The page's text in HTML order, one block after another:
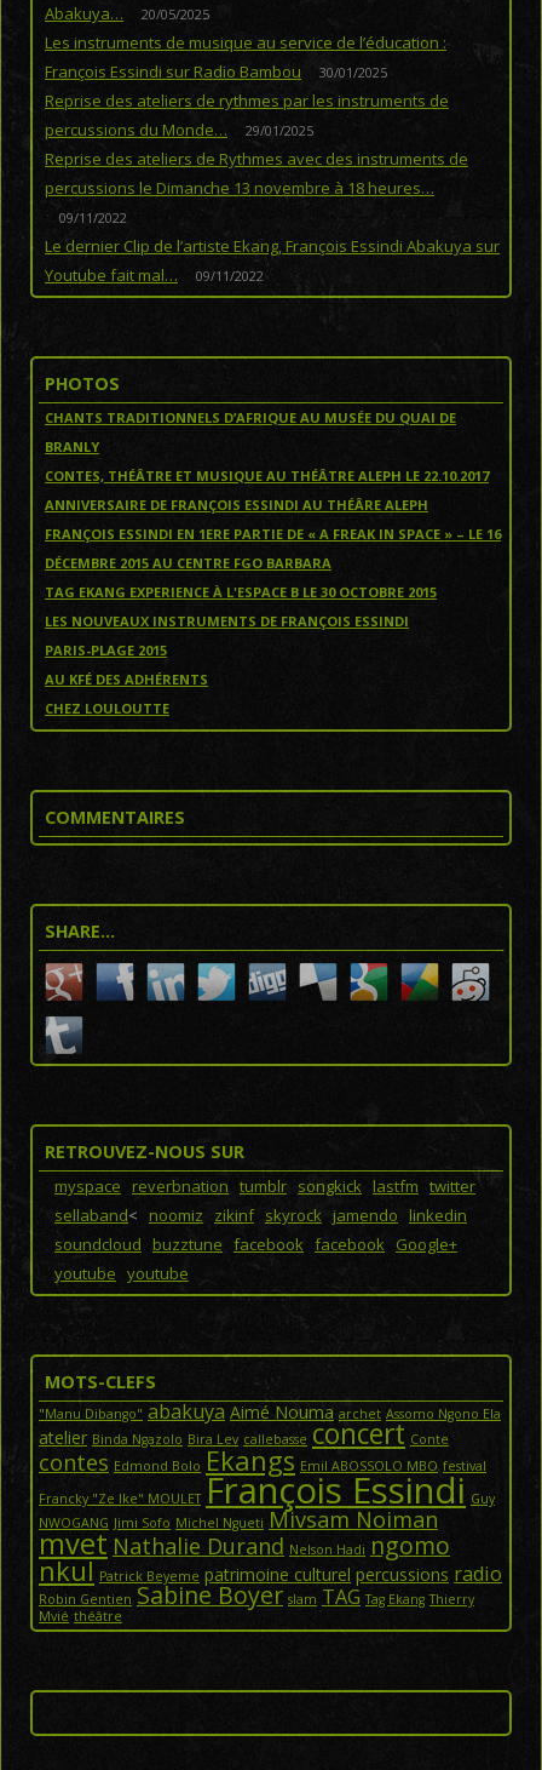
Abakuya…
20/05/2025
Les instruments de musique au service de l’éducation :
François Essindi sur Radio Bambou
30/01/2025
Reprise des ateliers de rythmes par les instruments de
percussions du Monde…
29/01/2025
Reprise des ateliers de Rythmes avec des instruments de
percussions le Dimanche 13 novembre à 18 heures…
09/11/2022
Le dernier Clip de l’artiste Ekang, François Essindi Abakuya sur
Youtube fait mal…
09/11/2022
PHOTOS
CHANTS TRADITIONNELS D’AFRIQUE AU MUSÉE DU QUAI DE
BRANLY
CONTES, THÉÂTRE ET MUSIQUE AU THÉÂTRE ALEPH LE 22.10.2017
ANNIVERSAIRE DE FRANÇOIS ESSINDI AU THÉÂRE ALEPH
FRANÇOIS ESSINDI EN 1ERE PARTIE DE « A FREAK IN SPACE » – LE 16
DÉCEMBRE 2015 AU CENTRE FGO BARBARA
TAG EKANG EXPERIENCE À L'ESPACE B LE 30 OCTOBRE 2015
LES NOUVEAUX INSTRUMENTS DE FRANÇOIS ESSINDI
PARIS-PLAGE 2015
AU KFÉ DES ADHÉRENTS
CHEZ LOULOUTTE
COMMENTAIRES
SHARE…
RETROUVEZ-NOUS SUR
myspace reverbnation tumblr songkick lastfm twitter
sellaband< noomiz zikinf skyrock jamendo
linkedin
soundcloud
buzztune facebook facebook Google+
youtube youtube
MOTS-CLEFS
"Manu Dibango" abakuya Aimé Nouma archet Assomo Ngono Ela
atelier Binda Ngazolo Bira Lev callebasse concert Conte
contes Edmond Bolo Ekangs Emil ABOSSOLO MBO festival
Francky "Ze Ike" MOULET François Essindi Guy
NWOGANG Jimi Sofo Michel Ngueti Mivsam Noiman
mvet Nathalie Durand Nelson Hadi ngomo
nkul Patrick Beyeme patrimoine culturel percussions radio
Robin Gentien Sabine Boyer slam TAG Tag Ekang Thierry
Mvié théâtre